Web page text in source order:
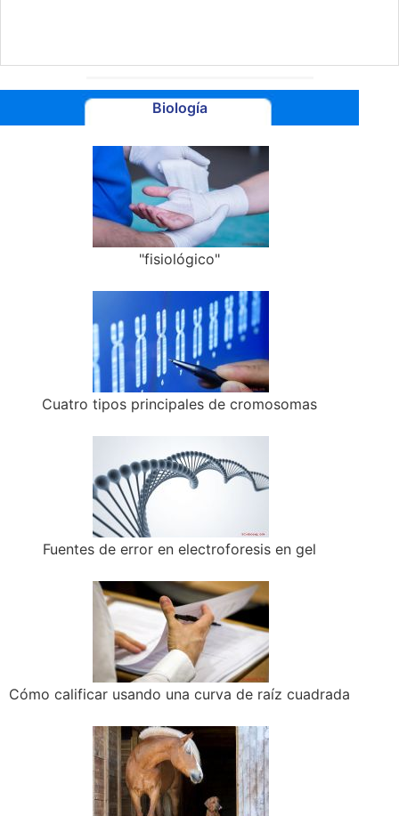
Biología
"fisiológico"
Cuatro tipos principales de cromosomas
Fuentes de error en electroforesis en gel
Cómo calificar usando una curva de raíz cuadrada